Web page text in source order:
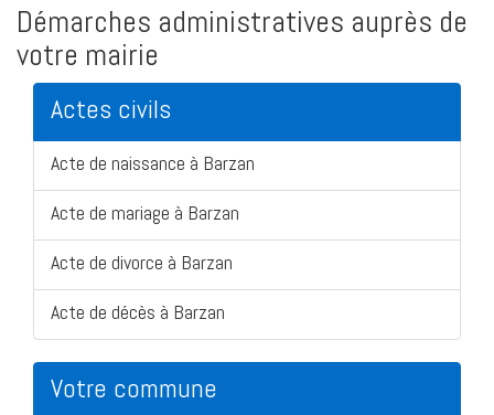
Démarches administratives auprès de
votre mairie
Actes civils
Acte de naissance à Barzan
Acte de mariage à Barzan
Acte de divorce à Barzan
Acte de décès à Barzan
Votre commune